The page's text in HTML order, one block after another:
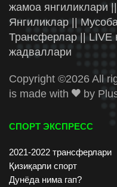
жамоа янгиликлари
Янгиликлар ||
Трансферлар || LIVE
жадваллари
Copyright ©2026 All
is made with
by
СПОРТ ЭКСПРЕСС
2021-2022 трансферлари
Қизиқарли спорт
Дунёда нима гап?